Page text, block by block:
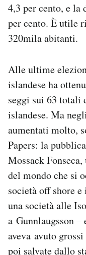
4,3 per cento, e la
per cento. È utile
320mila abitanti.
Alle ultime
islandese ha
seggi sui 63 totali
islandese. Ma
aumentati molto,
Papers: la
Mossack
del mondo che si
società off shore
una società alle
a Gunnlaugsson
aveva avuto
poi salvate dallo